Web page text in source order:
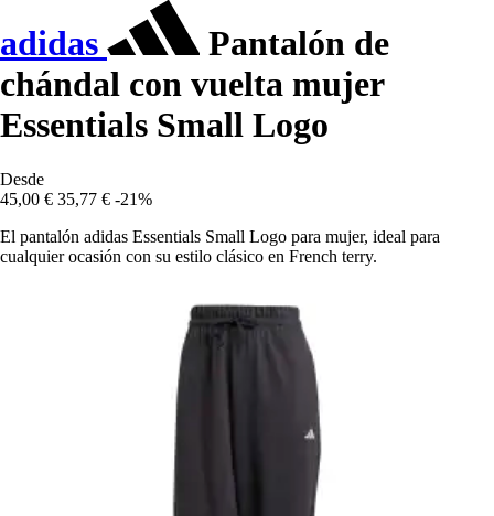
adidas
Pantalón de
chándal con vuelta mujer
Essentials Small Logo
Desde
45,00 € 35,77 € -21%
El pantalón adidas Essentials Small Logo para mujer, ideal para
cualquier ocasión con su estilo clásico en French terry.